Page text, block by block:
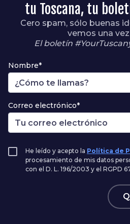
tu Toscana, tu
Cero spam, sólo buenas
vemos una
El boletín
Nombre*
Correo electrónico*
He leído y acepto la Política de
procesamiento de mis datos
con el D. L. 196/2003 y el RGPD